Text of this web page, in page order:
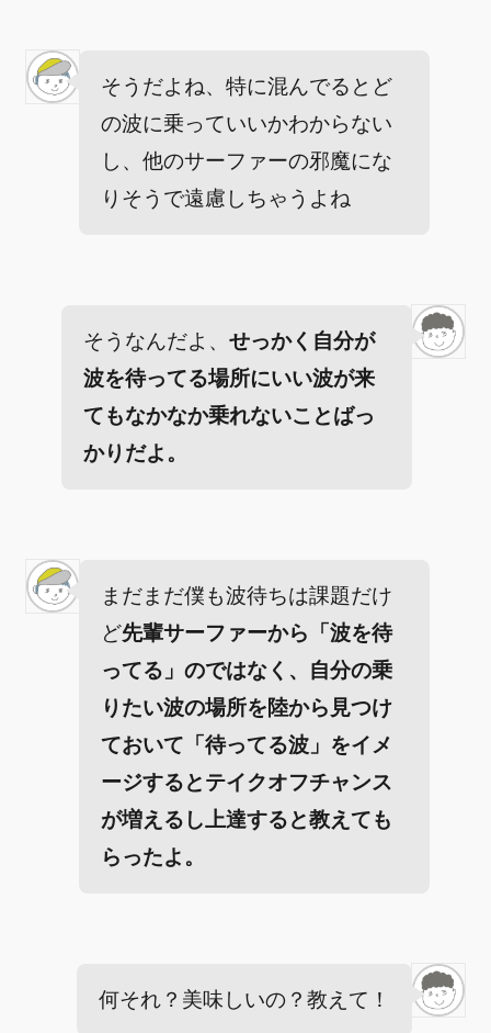
そうだよね、特に混んでるとど
の波に乗っていいかわからない
し、他のサーファーの邪魔にな
りそうで遠慮しちゃうよね
そうなんだよ、 せっかく自分が
波を待ってる場所にいい波が来
てもなかなか乗れないことばっ
かりだよ。
まだまだ僕も波待ちは課題だけ
ど先輩サーファーから「波を待
ってる」のではなく、自分の乗
りたい波の場所を陸から見つけ
ておいて「待ってる波」をイメ
ージするとテイクオフチャンス
が増えるし上達すると教えても
らったよ。
何それ？美味しいの？教えて！